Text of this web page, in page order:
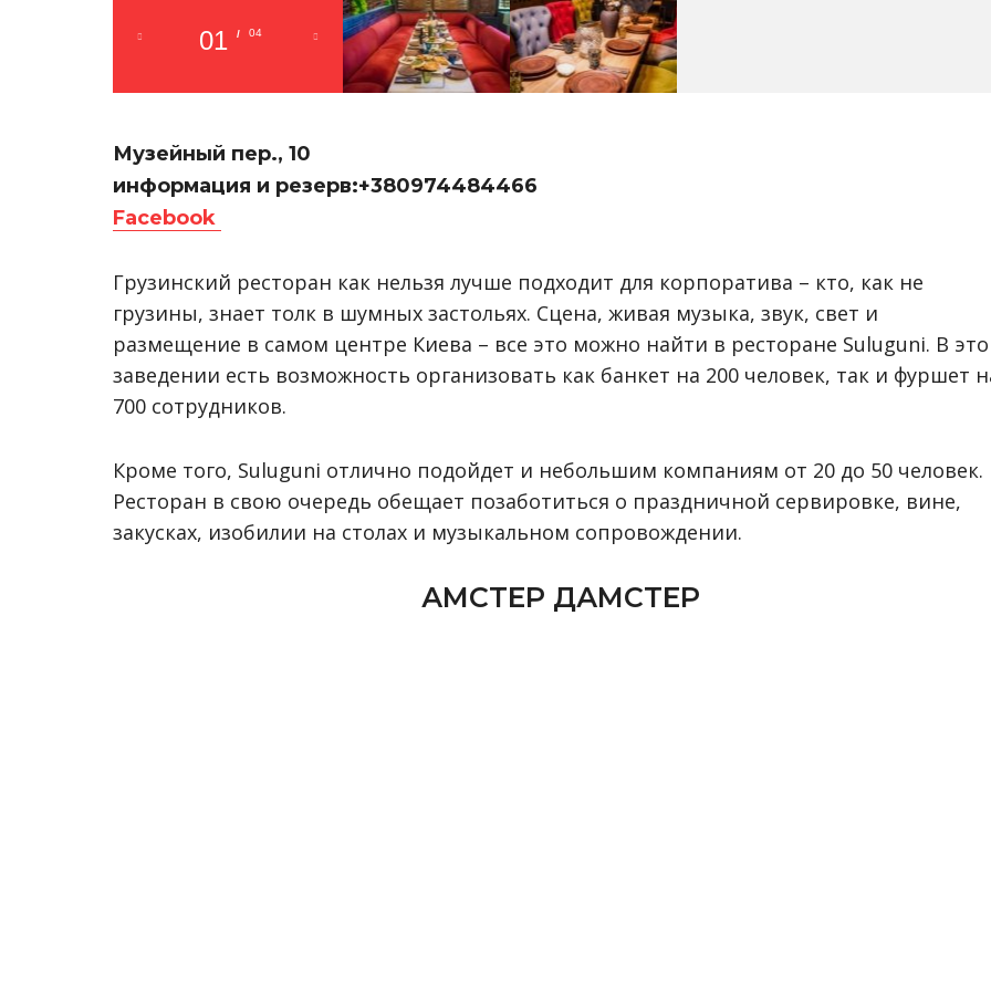
01 / 04
Музейный пер., 10
информация и резерв:+380974484466
Facebook
Грузинский ресторан как нельзя лучше подходит для корпоратива – кто, как не
грузины, знает толк в шумных застольях. Сцена, живая музыка, звук, свет и
размещение в самом центре Киева – все это можно найти в ресторане Suluguni. В
заведении есть возможность организовать как банкет на 200 человек, так и фуршет
700 сотрудников.
Кроме того, Suluguni отлично подойдет и небольшим компаниям от 20 до 50 человек.
Ресторан в свою очередь обещает позаботиться о праздничной сервировке, вине,
закусках, изобилии на столах и музыкальном сопровождении.
АМСТЕР ДАМСТЕР